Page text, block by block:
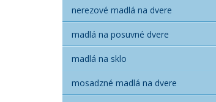
nerezové madlá na dvere
madlá na posuvné dvere
madlá na sklo
mosadzné madlá na dvere